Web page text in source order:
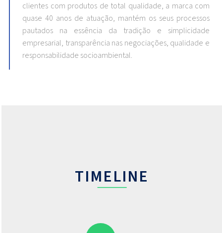
clientes com produtos de total qualidade, a marca com
quase 40 anos de atuação, mantém os seus processos
pautados na essência da tradição e simplicidade
empresarial, transparência nas negociações, qualidade e
responsabilidade socioambiental.
TIMELINE